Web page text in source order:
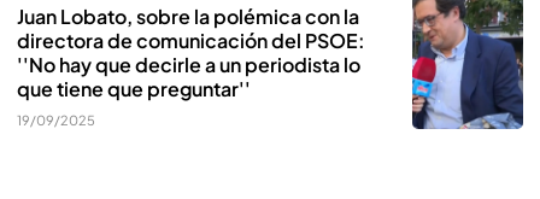
Juan Lobato, sobre la polémica con la
directora de comunicación del PSOE:
''No hay que decirle a un periodista lo
que tiene que preguntar''
19/09/2025